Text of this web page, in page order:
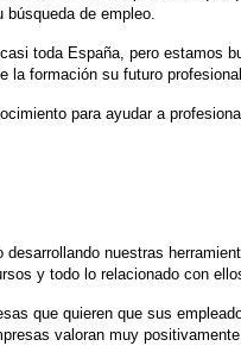
búsqueda de empleo.
toda España, pero estamos
la formación su futuro
para ayudar a
nuestras
y todo lo relacionado con
que quieren que sus
valoran muy